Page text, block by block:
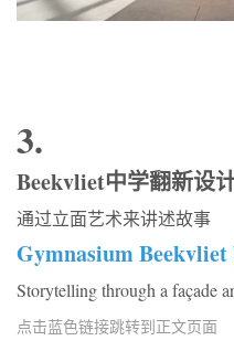
3.
Beekvliet中学翻新设
通过立面艺术来讲述故事
Gymnasium
Storytelling through a façade
点击蓝色链接跳转到正文页面